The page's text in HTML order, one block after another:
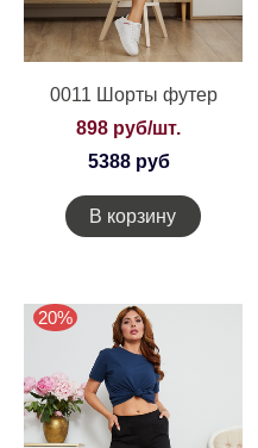
0011 Шорты футер
898 руб/шт.
5388 руб
В корзину
20%